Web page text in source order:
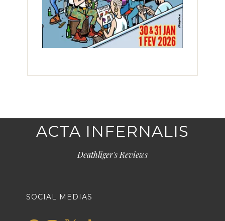
ACTA INFERNALIS
Deathliger's Reviews
SOCIAL MEDIAS